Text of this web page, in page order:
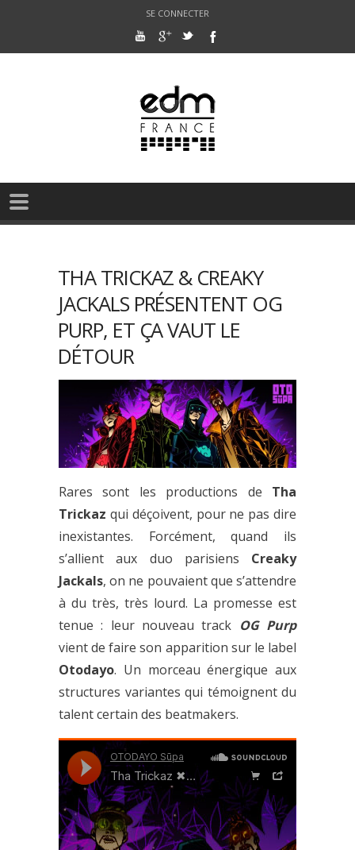
SE CONNECTER
THA TRICKAZ & CREAKY
JACKALS PRÉSENTENT OG
PURP, ET ÇA VAUT LE
DÉTOUR
Rares sont les productions de Tha
Trickaz qui déçoivent, pour ne pas dire
inexistantes. Forcément, quand ils
s’allient aux duo parisiens Creaky
Jackals, on ne pouvaient que s’attendre
à du très, très lourd. La promesse est
tenue : leur nouveau track OG Purp
vient de faire son apparition sur le label
Otodayo. Un morceau énergique aux
structures variantes qui témoignent du
talent certain des beatmakers.